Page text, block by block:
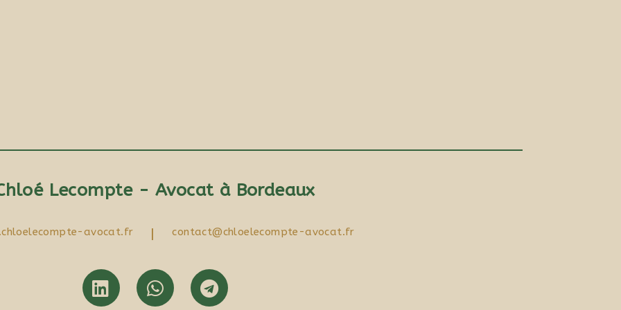
Lecompte - Avocat à Bordeaux
avocat.fr | contact@chloelecompte-avocat.fr